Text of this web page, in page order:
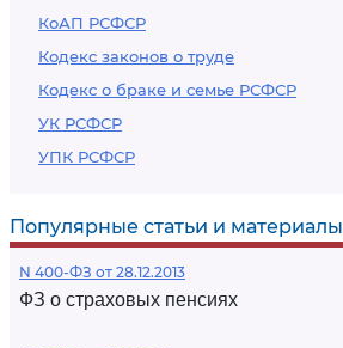
КоАП РСФСР
Кодекс законов о труде
Кодекс о браке и семье РСФСР
УК РСФСР
УПК РСФСР
Популярные статьи и материалы
N 400-ФЗ от 28.12.2013
ФЗ о страховых пенсиях